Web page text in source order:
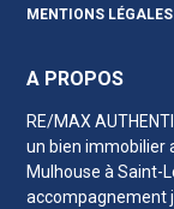
MENTIONS LÉGALES
A PROPOS
RE/MAX
un bien immobilier
Mulhouse à Saint-
accompagnement